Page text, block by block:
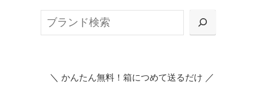
または梱包材不要の「集荷申込」からお選び
＼ かんたん無料！箱につめて送るだけ ／